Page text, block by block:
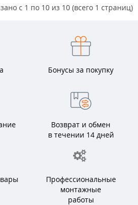
с 1 по 10 из 10 (всего 1 страниц)
Бонусы за покупку
Возврат и обмен
в течении 14 дней
Профессиональные
монтажные
работы